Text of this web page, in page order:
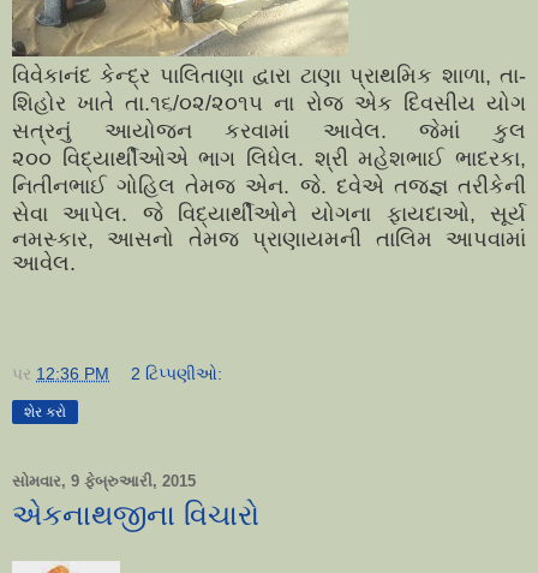
વિવેકાનંદ કેન્દ્ર પાલિતાણા દ્વારા ટાણા પ્રાથમિક શાળા, તા-
શિહોર ખાતે તા.૧૬/૦૨/૨૦૧૫ ના રોજ એક દિવસીય યોગ
સત્રનું આયોજન કરવામાં આવેલ. જેમાં કુલ
૨૦૦ વિદ્યાર્થીઓએ ભાગ લિધેલ. શ્રી મહેશભાઈ ભાદરકા,
નિતીનભાઈ ગોહિલ તેમજ એન. જે. દવેએ તજજ્ઞ તરીકેની
સેવા આપેલ. જે વિદ્યાર્થીઓને યોગના ફાયદાઓ, સૂર્ય
નમસ્કાર, આસનો તેમજ પ્રાણાયમની તાલિમ આપવામાં
આવેલ.
પર 12:36 PM 2 ટિપ્પણીઓ:
શેર કરો
સોમવાર, 9 ફેબ્રુઆરી, 2015
એકનાથજીના વિચારો